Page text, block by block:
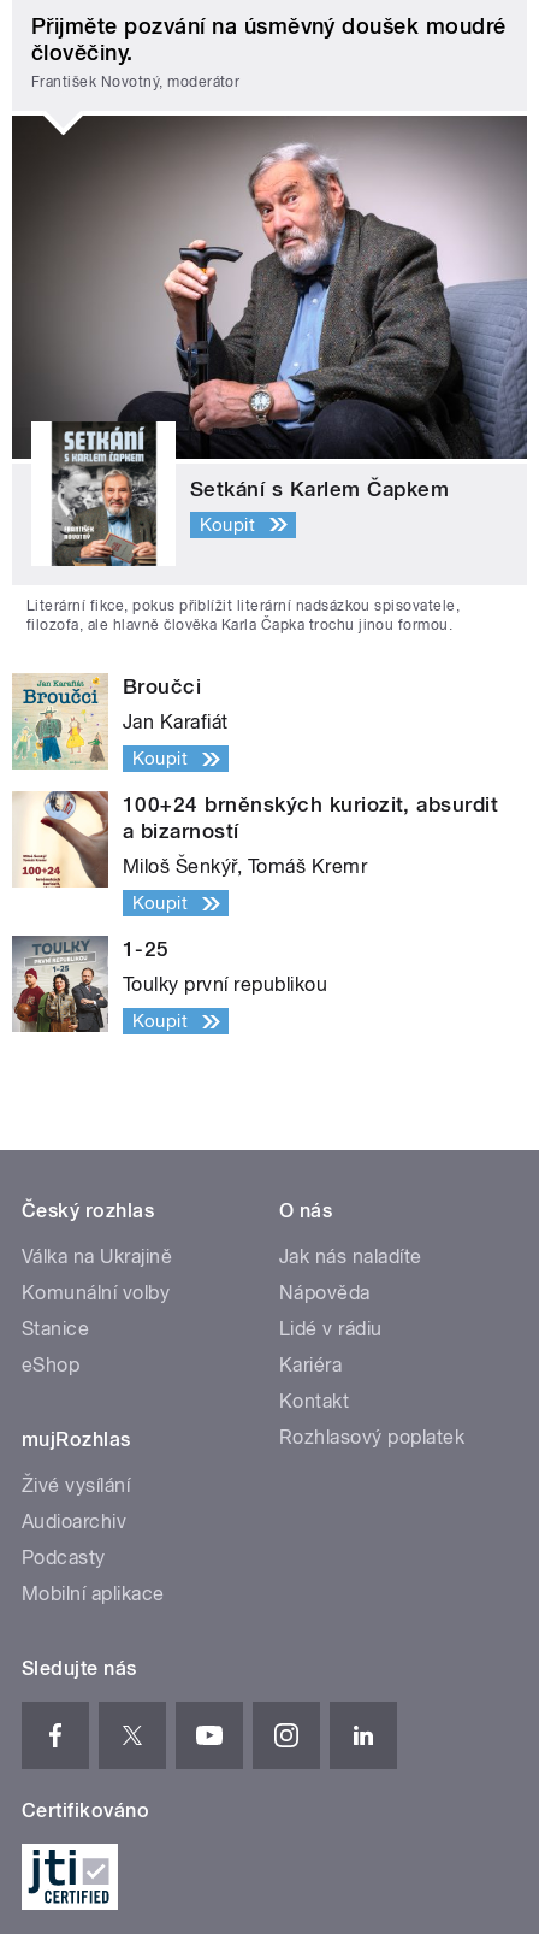
Přijměte pozvání na úsměvný doušek moudré
člověčiny.
František Novotný, moderátor
Setkání s Karlem Čapkem
Koupit
Literární fikce, pokus přiblížit literární nadsázkou spisovatele,
filozofa, ale hlavně člověka Karla Čapka trochu jinou formou.
Broučci
Jan Karafiát
Koupit
100+24 brněnských kuriozit, absurdit
a bizarností
Miloš Šenkýř, Tomáš Kremr
Koupit
1-25
Toulky první republikou
Koupit
Český rozhlas
Válka na Ukrajině
Komunální volby
Stanice
eShop
mujRozhlas
Živé vysílání
Audioarchiv
Podcasty
Mobilní aplikace
O nás
Jak nás naladíte
Nápověda
Lidé v rádiu
Kariéra
Kontakt
Rozhlasový poplatek
Sledujte nás
Certifikováno